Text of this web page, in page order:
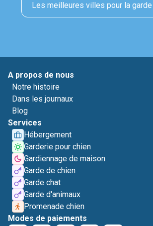
Les meilleures villes pour la
A propos de nous
Notre histoire
Dans les journaux
Blog
Services
Hébergement
Garderie pour chien
Gardiennage de maison
Garde de chien
Garde chat
Garde d'animaux
Promenade chien
Modes de paiements